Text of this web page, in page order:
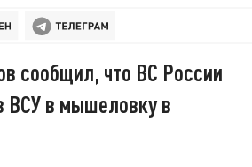
сообщил, что ВС России
ВСУ в мышеловку в